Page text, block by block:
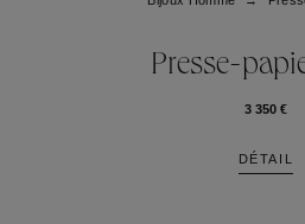
Presse-
3 350 €
DÉTAIL